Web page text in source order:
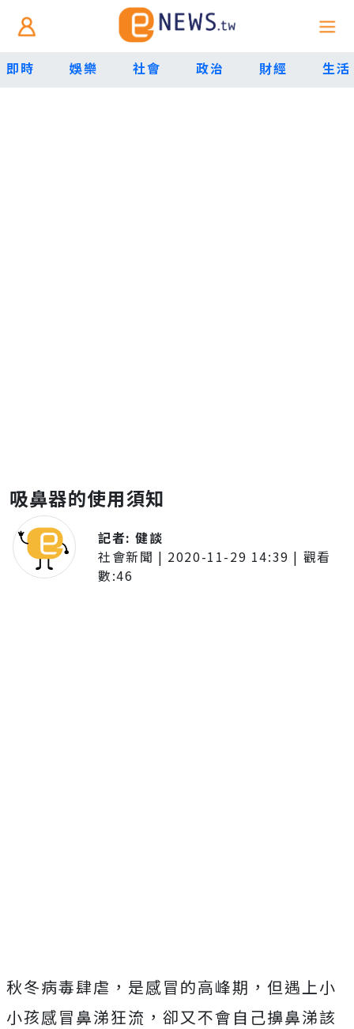
即時 娛樂 社會 政治 財經 生活
吸鼻器的使用須知
記者:健談
社會新聞 | 2020-11-29 14:39 | 觀看
數:46
秋冬病毒肆虐，是感冒的高峰期，但遇上小
小孩感冒鼻涕狂流，卻又不會自己擤鼻涕該